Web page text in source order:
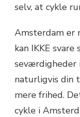
selv, at cykle
Amsterdam er
kan IKKE
seværdigheder
naturligvis din
mere frihed.
cykle i